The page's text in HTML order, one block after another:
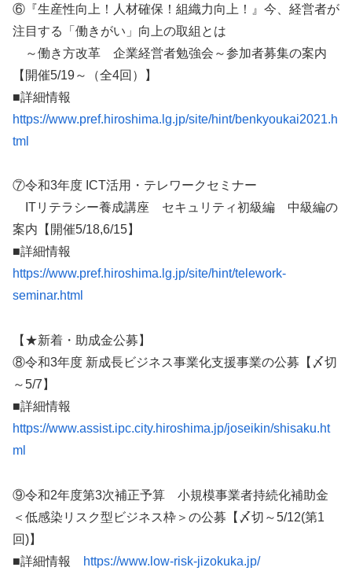
⑥『生産性向上！人材確保！組織力向上！』今、経営者が
注目する「働きがい」向上の取組とは
～働き方改革 企業経営者勉強会～参加者募集の案内
【開催5/19～（全4回）】
■詳細情報
https://www.pref.hiroshima.lg.jp/site/hint/benkyoukai2021.h
tml
⑦令和3年度 ICT活用・テレワークセミナー
ITリテラシー養成講座 セキュリティ初級編 中級編の
案内【開催5/18,6/15】
■詳細情報
https://www.pref.hiroshima.lg.jp/site/hint/telework-
seminar.html
【★新着・助成金公募】
⑧令和3年度 新成長ビジネス事業化支援事業の公募【〆切
～5/7】
■詳細情報
https://www.assist.ipc.city.hiroshima.jp/joseikin/shisaku.ht
ml
⑨令和2年度第3次補正予算 小規模事業者持続化補助金
＜低感染リスク型ビジネス枠＞の公募【〆切～5/12(第1
回)】
■詳細情報
https://www.low-risk-jizokuka.jp/